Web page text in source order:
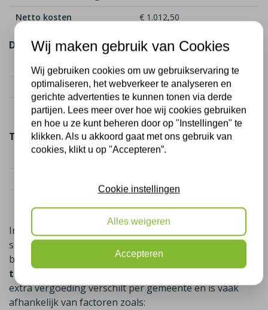
Netto kosten
€ 1.012,50
Dakisolatie (50 m²)
Kostenindicatie
€ 2.250
Subsidie (2 maatregelen)
€ 1.625,00
Netto kosten
€ 625,00
Totaal
Totaal kosten
In sommige gevallen is er naast de landelijke ISDE-
subsidie ook nog een gemeentelijke subsidie
beschikbaar,
u krijgt dan in sommige gevallen geld
toe op het isoleren van uw woning in Balk
extra vergoeding verschilt per gemeente en is vaak
afhankelijk van factoren zoals:
Wij maken gebruik van Cookies
Wij gebruiken cookies om uw gebruikservaring te
optimaliseren, het webverkeer te analyseren en
gerichte advertenties te kunnen tonen via derde
partijen. Lees meer over hoe wij cookies gebruiken
en hoe u ze kunt beheren door op "Instellingen" te
klikken. Als u akkoord gaat met ons gebruik van
cookies, klikt u op "Accepteren”.
Cookie instellingen
Alles weigeren
Accepteren